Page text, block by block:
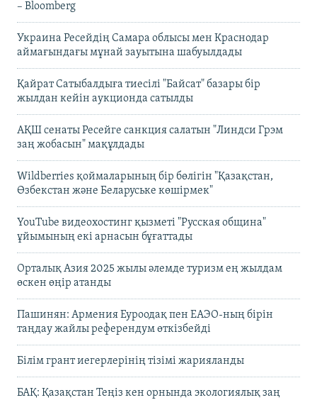
– Bloomberg
Украина Ресейдің Самара облысы мен Краснодар
аймағындағы мұнай зауытына шабуылдады
Қайрат Сатыбалдыға тиесілі "Байсат" базары бір
жылдан кейін аукционда сатылды
АҚШ сенаты Ресейге санкция салатын "Линдси Грэм
заң жобасын" мақұлдады
Wildberries қоймаларының бір бөлігін "Қазақстан,
Өзбекстан және Беларуське көшірмек"
YouTube видеохостинг қызметі "Русская община"
ұйымының екі арнасын бұғаттады
Орталық Азия 2025 жылы әлемде туризм ең жылдам
өскен өңір атанды
Пашинян: Армения Еуроодақ пен ЕАЭО-ның бірін
таңдау жайлы референдум өткізбейді
Білім грант иегерлерінің тізімі жарияланды
БАҚ: Қазақстан Теңіз кен орнында экологиялық заң